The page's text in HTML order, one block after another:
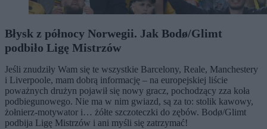
Błysk z północy Norwegii. Jak Bodø/Glimt
podbiło Ligę Mistrzów
Jeśli znudziły Wam się te wszystkie Barcelony, Reale, Manchestery
i Liverpoole, mam dobrą informację – na europejskiej liście
poważnych drużyn pojawił się nowy gracz, pochodzący zza koła
podbiegunowego. Nie ma w nim gwiazd, są za to: stolik kawowy,
żołnierz-motywator i… żółte szczoteczki do zębów. Bodø/Glimt
podbija Ligę Mistrzów i ani myśli się zatrzymać!